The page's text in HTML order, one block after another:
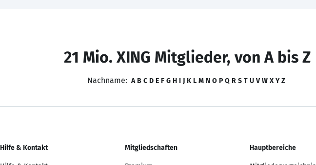
21 Mio. XING Mitglieder, von A bis Z
Nachname: A B C D E F G H I J K L M N O P Q R S T U V W X Y Z
Hilfe & Kontakt Mitgliedschaften Hauptbereiche